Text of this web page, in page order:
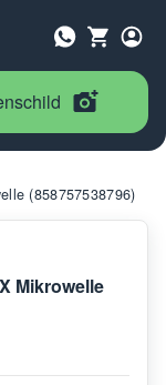
(858757538796)
Mikrowelle